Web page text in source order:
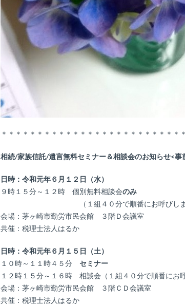
＊＊＊＊＊＊＊＊＊＊＊＊＊＊＊＊＊＊＊＊＊＊＊＊＊
相続/家族信託/遺言無料セミナー＆相談会のお知らせ<事
日時：令和元年６月１２日（水）
９時１５分～１２時 個別無料相談会のみ
（１組４０分で順番にお呼びします
会場：茅ヶ崎市勤労市民会館 ３階Ｄ会議室
共催：税理士法人はるか
日時：令和元年６月１５日（土）
１０時～１１時４５分 セミナー
１２時１５分～１６時 相談会（１組４０分で順番にお
会場：茅ヶ崎市勤労市民会館 ３階ＣＤ会議室
共催：税理士法人はるか